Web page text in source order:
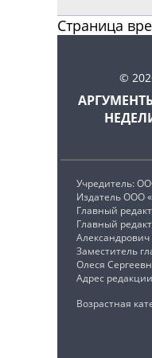
Страница
©
Учредитель:
Издатель ООО
Главный
Главный
Александрович
Заместитель
Олеся
Адрес
Возрастная